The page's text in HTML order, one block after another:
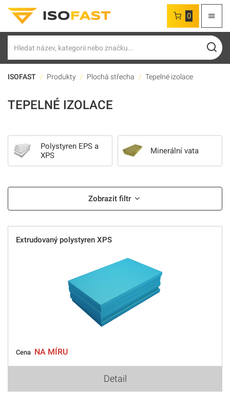
0
ISOFAST Produkty Plochá střecha Tepelné izolace
TEPELNÉ IZOLACE
Polystyren EPS a
XPS
Minerální vata
Zobrazit filtr
Extrudovaný polystyren XPS
Cena NA MÍRU
Detail